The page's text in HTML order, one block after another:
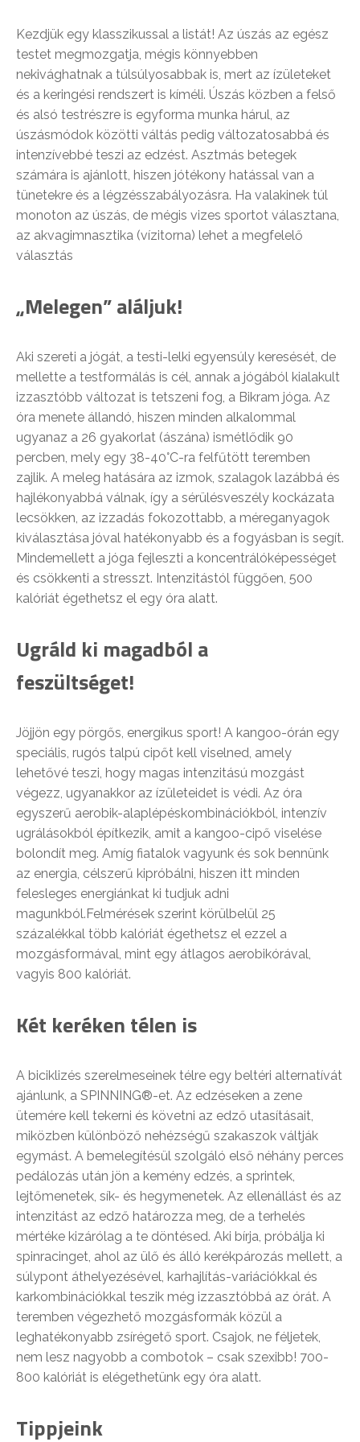
Kezdjük egy klasszikussal a listát! Az úszás az egész
testet megmozgatja, mégis könnyebben
nekivághatnak a túlsúlyosabbak is, mert az ízületeket
és a keringési rendszert is kíméli. Úszás közben a felső
és alsó testrészre is egyforma munka hárul, az
úszásmódok közötti váltás pedig változatosabbá és
intenzívebbé teszi az edzést. Asztmás betegek
számára is ajánlott, hiszen jótékony hatással van a
tünetekre és a légzésszabályozásra. Ha valakinek túl
monoton az úszás, de mégis vizes sportot választana,
az akvagimnasztika (vízitorna) lehet a megfelelő
választás
„Melegen” aláljuk!
Aki szereti a jógát, a testi-lelki egyensúly keresését, de
mellette a testformálás is cél, annak a jógából kialakult
izzasztóbb változat is tetszeni fog, a Bikram jóga. Az
óra menete állandó, hiszen minden alkalommal
ugyanaz a 26 gyakorlat (ászána) ismétlődik 90
percben, mely egy 38-40°C-ra felfűtött teremben
zajlik. A meleg hatására az izmok, szalagok lazábbá és
hajlékonyabbá válnak, így a sérülésveszély kockázata
lecsökken, az izzadás fokozottabb, a méreganyagok
kiválasztása jóval hatékonyabb és a fogyásban is segít.
Mindemellett a jóga fejleszti a koncentrálóképességet
és csökkenti a stresszt. Intenzitástól függően, 500
kalóriát égethetsz el egy óra alatt.
Ugráld ki magadból a
feszültséget!
Jöjjön egy pörgős, energikus sport! A kangoo-órán egy
speciális, rugós talpú cipőt kell viselned, amely
lehetővé teszi, hogy magas intenzitású mozgást
végezz, ugyanakkor az ízületeidet is védi. Az óra
egyszerű aerobik-alaplépéskombinációkból, intenzív
ugrálásokból építkezik, amit a kangoo-cipő viselése
bolondít meg. Amíg fiatalok vagyunk és sok bennünk
az energia, célszerű kipróbálni, hiszen itt minden
felesleges energiánkat ki tudjuk adni
magunkból.Felmérések szerint körülbelül 25
százalékkal több kalóriát égethetsz el ezzel a
mozgásformával, mint egy átlagos aerobikórával,
vagyis 800 kalóriát.
Két keréken télen is
A biciklizés szerelmeseinek télre egy beltéri alternatívát
ajánlunk, a SPINNING®-et. Az edzéseken a zene
ütemére kell tekerni és követni az edző utasításait,
miközben különböző nehézségű szakaszok váltják
egymást. A bemelegítésül szolgáló első néhány perces
pedálozás után jön a kemény edzés, a sprintek,
lejtőmenetek, sík- és hegymenetek. Az ellenállást és az
intenzitást az edző határozza meg, de a terhelés
mértéke kizárólag a te döntésed. Aki bírja, próbálja ki
spinracinget, ahol az ülő és álló kerékpározás mellett, a
súlypont áthelyezésével, karhajlítás-variációkkal és
karkombinációkkal teszik még izzasztóbbá az órát. A
teremben végezhető mozgásformák közül a
leghatékonyabb zsírégető sport. Csajok, ne féljetek,
nem lesz nagyobb a combotok – csak szexibb! 700-
800 kalóriát is elégethetünk egy óra alatt.
Tippjeink